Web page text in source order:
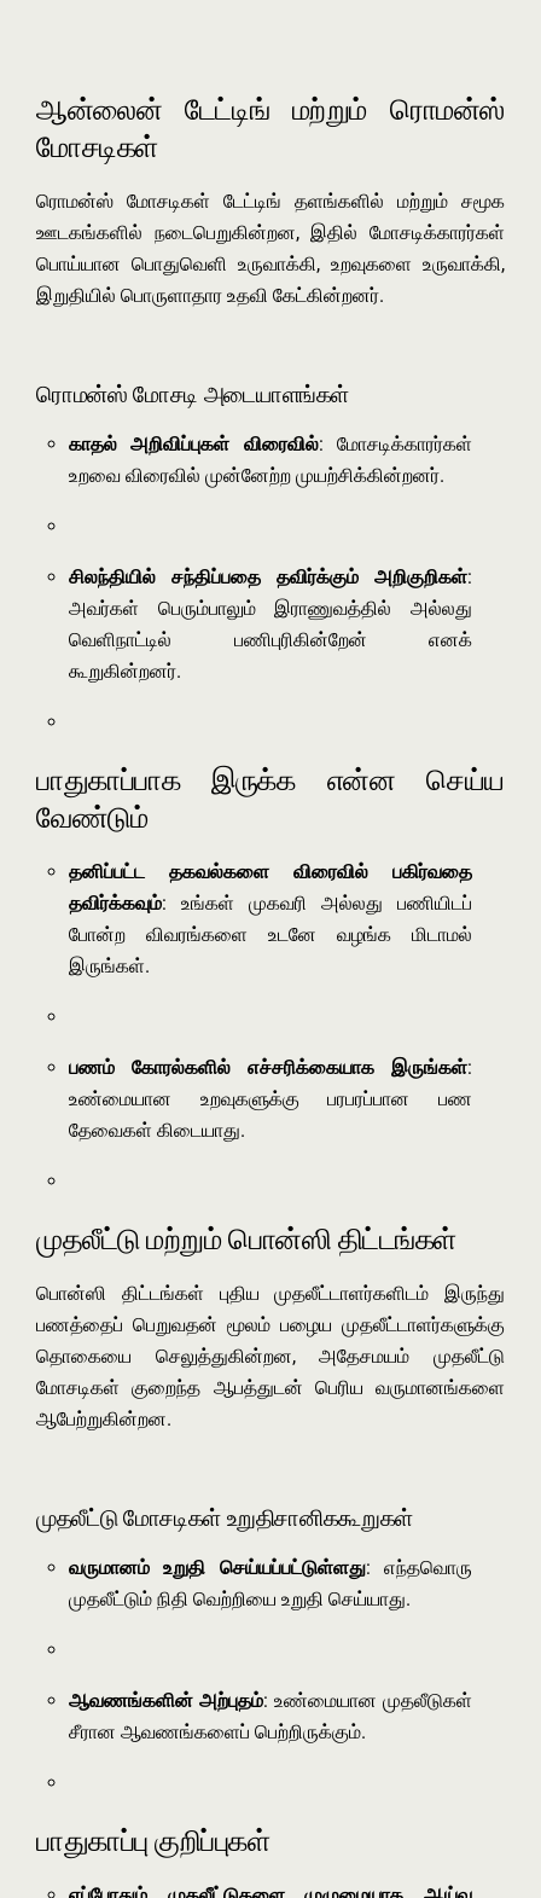
ஆன்லைன் டேட்டிங் மற்றும் ரொமன்ஸ்
மோசடிகள்
ரொமன்ஸ் மோசடிகள் டேட்டிங் தளங்களில் மற்றும் சமூக
ஊடகங்களில் நடைபெறுகின்றன, இதில் மோசடிக்காரர்கள்
பொய்யான பொதுவெளி உருவாக்கி, உறவுகளை உருவாக்கி,
இறுதியில் பொருளாதார உதவி கேட்கின்றனர்.
ரொமன்ஸ் மோசடி அடையாளங்கள்
காதல் அறிவிப்புகள் விரைவில்: மோசடிக்காரர்கள்
உறவை விரைவில் முன்னேற்ற முயற்சிக்கின்றனர்.
சிலந்தியில் சந்திப்பதை தவிர்க்கும் அறிகுறிகள்:
அவர்கள் பெரும்பாலும் இராணுவத்தில் அல்லது
வெளிநாட்டில் பணிபுரிகின்றேன் எனக்
கூறுகின்றனர்.
பாதுகாப்பாக இருக்க என்ன செய்ய
வேண்டும்
தனிப்பட்ட தகவல்களை விரைவில் பகிர்வதை
தவிர்க்கவும்: உங்கள் முகவரி அல்லது பணியிடப்
போன்ற விவரங்களை உடனே வழங்க மிடாமல்
இருங்கள்.
பணம் கோரல்களில் எச்சரிக்கையாக இருங்கள்:
உண்மையான உறவுகளுக்கு பரபரப்பான பண
தேவைகள் கிடையாது.
முதலீட்டு மற்றும் பொன்ஸி திட்டங்கள்
பொன்ஸி திட்டங்கள் புதிய முதலீட்டாளர்களிடம் இருந்து
பணத்தைப் பெறுவதன் மூலம் பழைய முதலீட்டாளர்களுக்கு
தொகையை செலுத்துகின்றன, அதேசமயம் முதலீட்டு
மோசடிகள் குறைந்த ஆபத்துடன் பெரிய வருமானங்களை
ஆபேற்றுகின்றன.
முதலீட்டு மோசடிகள் உறுதிசானிககூறுகள்
வருமானம் உறுதி செய்யப்பட்டுள்ளது: எந்தவொரு
முதலீட்டும் நிதி வெற்றியை உறுதி செய்யாது.
ஆவணங்களின் அற்புதம்: உண்மையான முதலீடுகள்
சீரான ஆவணங்களைப் பெற்றிருக்கும்.
பாதுகாப்பு குறிப்புகள்